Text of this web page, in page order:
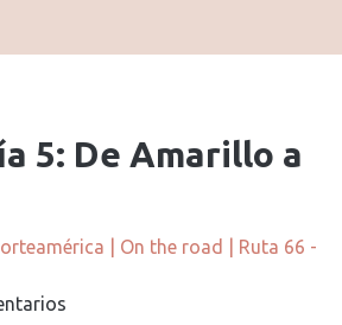
5: De Amarillo a
On the road
Ruta 66 -